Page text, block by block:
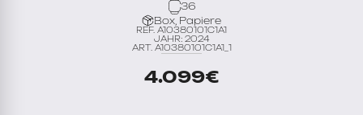
36
Box, Papiere
REF. A10380101C1A1
JAHR: 2024
ART. A10380101C1A1_1
4.099€